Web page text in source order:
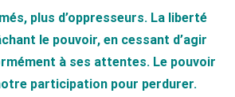
plus d’oppresseurs. La liberté
le pouvoir, en cessant d’agir
à ses attentes. Le pouvoir
participation pour perdurer.